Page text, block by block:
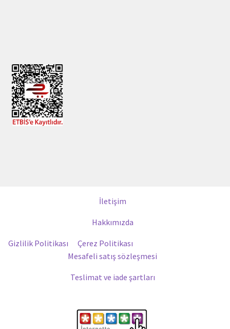
İletişim
Hakkımızda
Gizlilik Politikası
Çerez Politikası
Mesafeli satış sözleşmesi
Teslimat ve iade şartları